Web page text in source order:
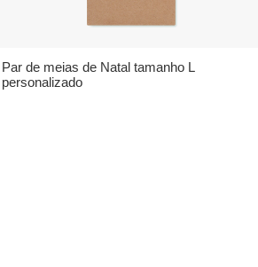
Par de meias de Natal tamanho L
personalizado